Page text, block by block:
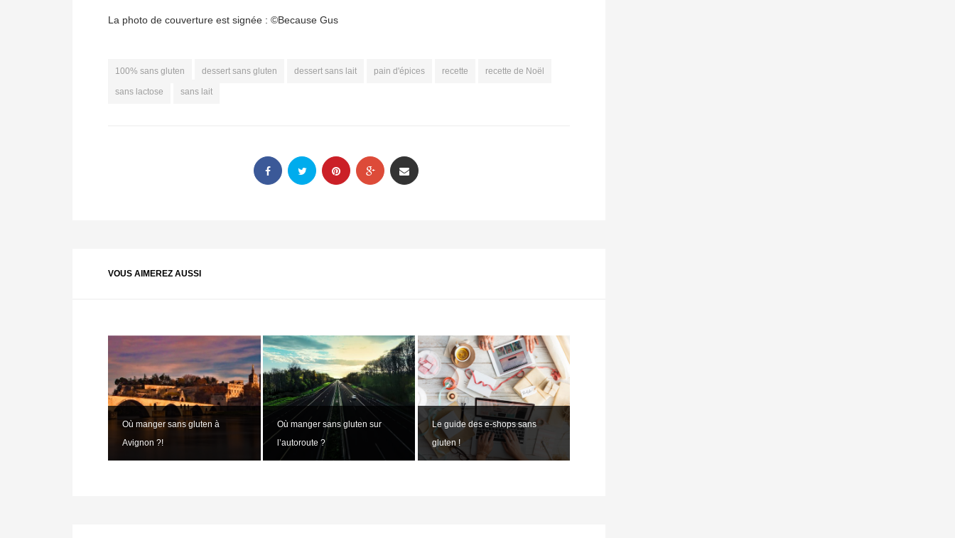
La photo de couverture est signée : ©Because Gus
100% sans gluten dessert sans gluten dessert sans lait pain d'épices recette recette de Noël
sans lactose sans lait
VOUS AIMEREZ AUSSI
Où manger sans gluten à
Avignon ?!
Où manger sans gluten sur
l’autoroute ?
Le guide des e-shops sans
gluten !